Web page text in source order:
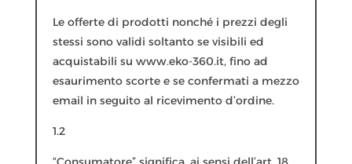
Le offerte di prodotti nonché i prezzi degli
stessi sono validi soltanto se visibili ed
acquistabili su www.eko-360.it, fino ad
esaurimento scorte e se confermati a mezzo
email in seguito al ricevimento d’ordine.
1.2